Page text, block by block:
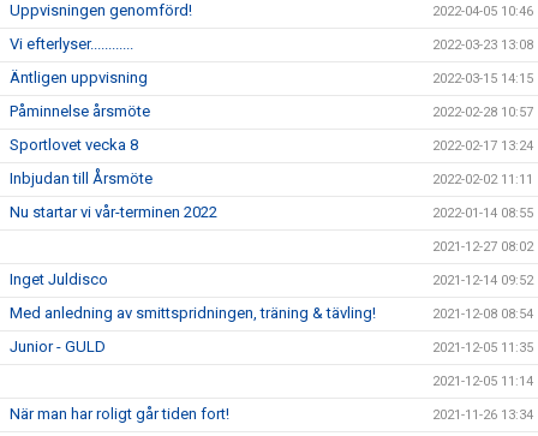
Uppvisningen genomförd! 2022-04-05 10:46
Vi efterlyser............ 2022-03-23 13:08
Äntligen uppvisning 2022-03-15 14:15
Påminnelse årsmöte 2022-02-28 10:57
Sportlovet vecka 8 2022-02-17 13:24
Inbjudan till Årsmöte 2022-02-02 11:11
Nu startar vi vår-terminen 2022 2022-01-14 08:55
2021-12-27 08:02
Inget Juldisco 2021-12-14 09:52
Med anledning av smittspridningen, träning & tävling! 2021-12-08 08:54
Junior - GULD 2021-12-05 11:35
2021-12-05 11:14
När man har roligt går tiden fort! 2021-11-26 13:34